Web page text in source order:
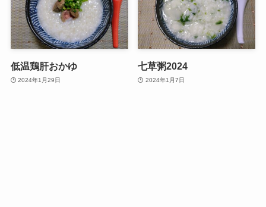
低温鶏肝おかゆ
2024年1月29日
七草粥2024
2024年1月7日